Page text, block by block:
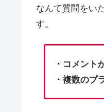
なんて質問をい
す。
・コメント
・複数のプ